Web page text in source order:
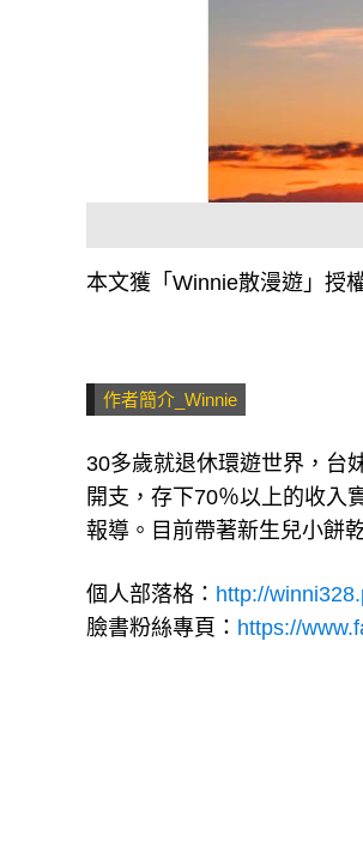
本文獲「Winnie散漫遊」授
作者簡介_Winnie
30多歲就退休環遊世界，台
開支，存下70％以上的收入
報導。目前帶著新生兒小餅
個人部落格： http://
臉書粉絲專頁： https://